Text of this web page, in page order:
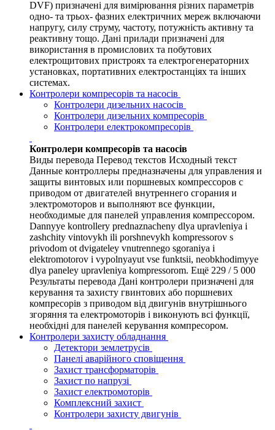
DVF) призначені для вимірювання різних параметрів
одно- та трьох- фазних електричних мереж включаючи
напругу, силу струму, частоту, потужність активну та
реактивну тощо. Дані прилади призначені для
використання в промислових та побутових
електрощитових пристроях та електрогенераторних
установках, портативних електростанціях та інших
системах.
Контролери компресорів та насосів
Контролери дизельних насосів
Контролери дизельних компресорів
Контролери електрокомпресорів
Контролери компресорів та насосів
Виды перевода Перевод текстов Исходный текст
Данные контроллеры предназначены для управления и
защиты винтовых или поршневых компрессоров с
приводом от двигателей внутреннего сгорания и
электромоторов и выполняют все функции,
необходимые для панелей управления компрессором.
Dannyye kontrollery prednaznacheny dlya upravleniya i
zashchity vintovykh ili porshnevykh kompressorov s
privodom ot dvigateley vnutrennego sgoraniya i
elektromotorov i vypolnyayut vse funktsii, neobkhodimyye
dlya paneley upravleniya kompressorom. Ещё 229 / 5 000
Результаты перевода Дані контролери призначені для
керування та захисту гвинтових або поршневих
компресорів з приводом від двигунів внутрішнього
згоряння та електромоторів і виконують всі функції,
необхідні для панелей керування компресором.
Контролери захисту обладнання
Детектори землетрусів
Панелі аварійного сповіщення
Захист трансформаторів
Захист по напрузі
Захист електромоторів
Комплексний захист
Контролери захисту двигунів